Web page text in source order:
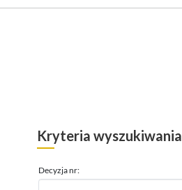
Kryteria wyszukiwania
Decyzja nr: